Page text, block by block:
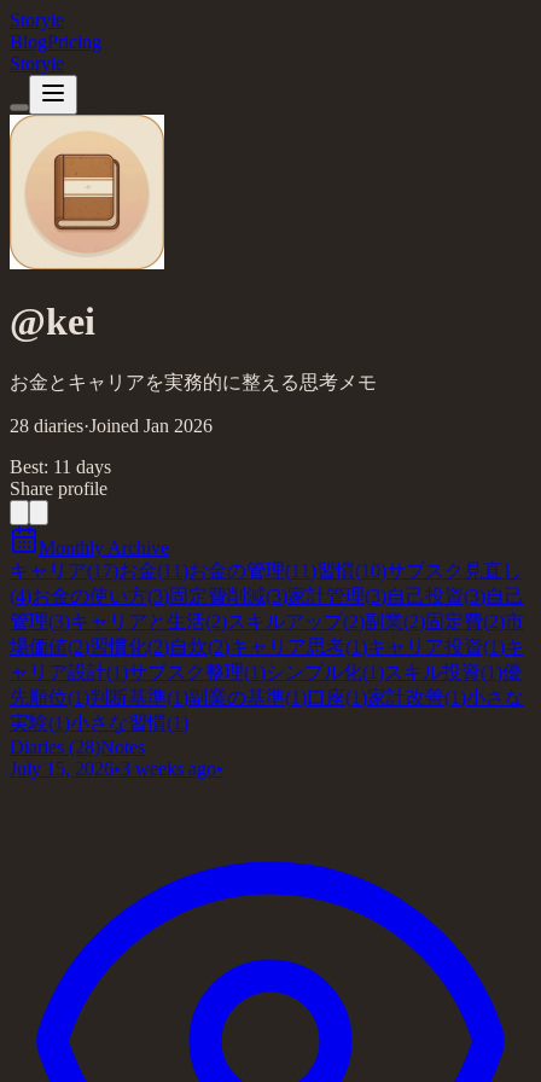
Storyie
BlogPricing
Storyie
@kei
お金とキャリアを実務的に整える思考メモ
28 diaries·Joined Jan 2026
Best: 11 days
Share profile
Monthly Archive
キャリア(17)お金(11)お金の管理(11)習慣(10)サブスク見直し
(4)お金の使い方(3)固定費削減(3)家計管理(3)自己投資(3)自己
管理(3)キャリアと生活(2)スキルアップ(2)副業(2)固定費(2)市
場価値(2)習慣化(2)自炊(2)キャリア思考(1)キャリア投資(1)キ
ャリア設計(1)サブスク整理(1)シンプル化(1)スキル投資(1)優
先順位(1)判断基準(1)副業の基準(1)口座(1)家計改善(1)小さな
実験(1)小さな習慣(1)
Diaries (28)Notes
July 15, 2026•3 weeks ago•